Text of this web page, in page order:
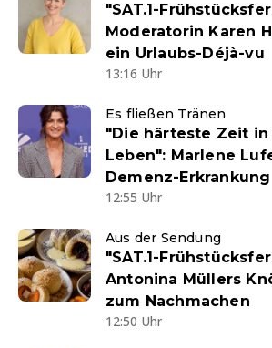
"SAT.1-
Moderatorin Karen
ein Urlaubs-Déjà-vu
13:16 Uhr
Es fließen Tränen
"Die härteste Zeit
Leben": Marlene
Demenz-
12:55 Uhr
Aus der Sendung
"SAT.1-
Antonina Müllers
zum Nachmachen
12:50 Uhr